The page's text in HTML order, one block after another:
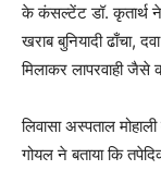
के कंसल्टेंट डॉ. कृतार्थ
खराब बुनियादी ढाँचा,
मिलाकर लापरवाही जैसे
लिवासा अस्पताल
गोयल ने बताया कि